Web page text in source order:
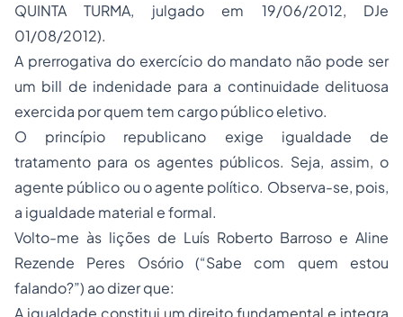
QUINTA TURMA, julgado em 19/06/2012, DJe
01/08/2012).
A prerrogativa do exercício do mandato não pode ser
um bill de indenidade para a continuidade delituosa
exercida por quem tem cargo público eletivo.
O princípio republicano exige igualdade de
tratamento para os agentes públicos. Seja, assim, o
agente público ou o agente político. Observa-se, pois,
a igualdade material e formal.
Volto-me às lições de Luís Roberto Barroso e Aline
Rezende Peres Osório (“Sabe com quem estou
falando?”) ao dizer que: